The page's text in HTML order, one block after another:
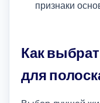
признаки
Как
для